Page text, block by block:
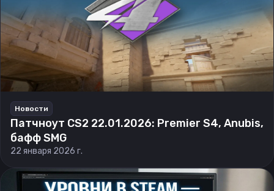
Новости
Патчноут CS2 22.01.2026: Premier S4, Anubis,
бафф SMG
22 января 2026 г.